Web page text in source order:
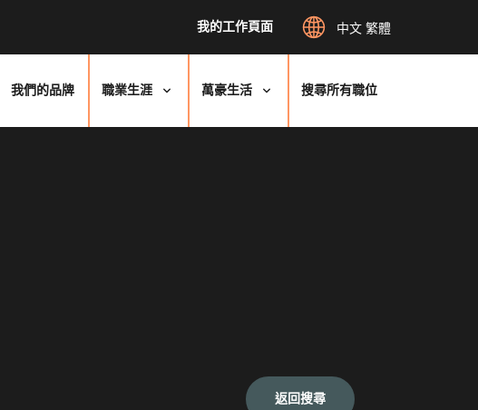
我的工作頁面 中文 繁體
我們的品牌 職業生涯 萬豪生活 搜尋所有職位
返回搜尋